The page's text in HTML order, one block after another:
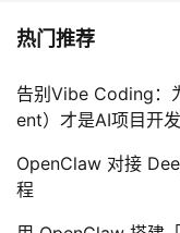
热门推荐
告别Vibe Coding：
ent）才是AI项目开
OpenClaw 对接
程